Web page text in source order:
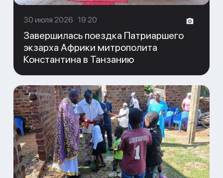
30 июля 2026 19:20
Завершилась поездка Патриаршего
экзарха Африки митрополита
Константина в Танзанию